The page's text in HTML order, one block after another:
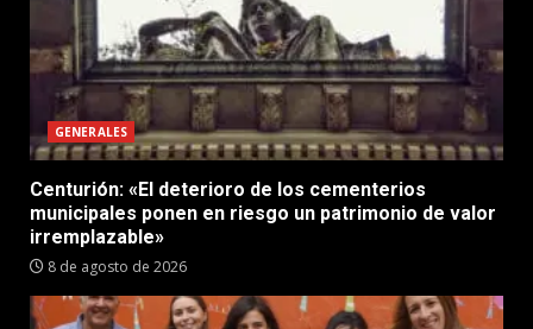
GENERALES
Centurión: «El deterioro de los cementerios
municipales ponen en riesgo un patrimonio de valor
irremplazable»
8 de agosto de 2026